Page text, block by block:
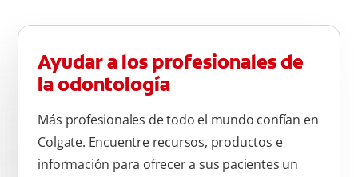
Ayudar a los profesionales de
la odontología
Más profesionales de todo el mundo confían en
Colgate. Encuentre recursos, productos e
información para ofrecer a sus pacientes un